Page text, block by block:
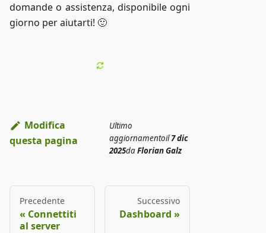
domande o assistenza, disponibile ogni
giorno per aiutarti! 🙂
Modifica
questa pagina
Ultimo
aggiornamentoil7 dic
2025daFlorian Galz
Precedente
Connettiti
al server
Successivo
Dashboard